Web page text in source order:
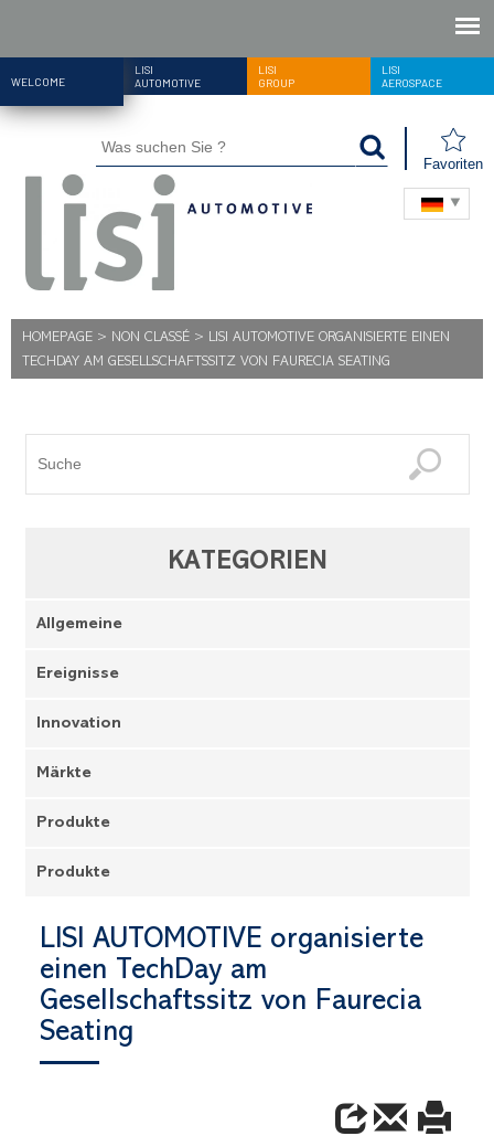
WELCOME
LISI
AUTOMOTIVE
LISI
GROUP
LISI
AEROSPACE
Favoriten
HOMEPAGE > NON CLASSÉ > LISI AUTOMOTIVE ORGANISIERTE EINEN
TECHDAY AM GESELLSCHAFTSSITZ VON FAURECIA SEATING
KATEGORIEN
Allgemeine
Ereignisse
Innovation
Märkte
Produkte
Produkte
LISI AUTOMOTIVE organisierte
einen TechDay am
Gesellschaftssitz von Faurecia
Seating